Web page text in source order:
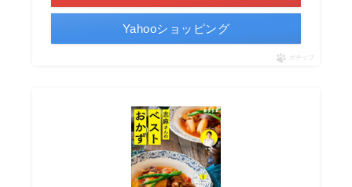
Yahooショッピング
ポチップ